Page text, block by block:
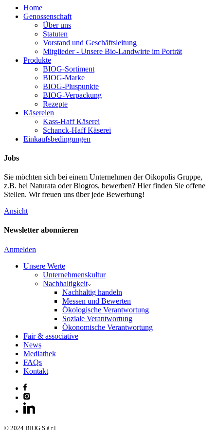
Home
Genossenschaft
Über uns
Statuten
Vorstand und Geschäftsleitung
Mitglieder - Unsere Bio-Landwirte im Porträt
Produkte
BIOG-Sortiment
BIOG-Marke
BIOG-Pluspunkte
BIOG-Verpackung
Rezepte
Käsereien
Kass-Haff Käserei
Schanck-Haff Käserei
Einkaufsbedingungen
Jobs
Sie möchten sich bei einem Unternehmen der Oikopolis Gruppe,
z.B. bei Naturata oder Biogros, bewerben? Hier finden Sie offene
Stellen. Wir freuen uns über jede Bewerbung!
Ansicht
Newsletter abonnieren
Anmelden
Unsere Werte
Unternehmenskultur
Nachhaltigkeit
Nachhaltig handeln
Messen und Bewerten
Ökologische Verantwortung
Soziale Verantwortung
Ökonomische Verantwortung
Fair & associative
News
Mediathek
FAQs
Kontakt
© 2024 BIOG S.à r.l